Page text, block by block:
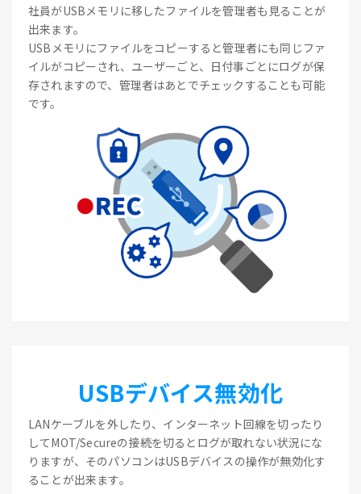
社員がUSBメモリに移したファイルを管理者も見ることが
出来ます。
USBメモリにファイルをコピーすると管理者にも同じファ
イルがコピーされ、ユーザーごと、日付事ごとにログが保
存されますので、管理者はあとでチェックすることも可能
です。
USBデバイス無効化
LANケーブルを外したり、インターネット回線を切ったり
してMOT/Secureの接続を切るとログが取れない状況にな
りますが、そのパソコンはUSBデバイスの操作が無効化す
ることが出来ます。